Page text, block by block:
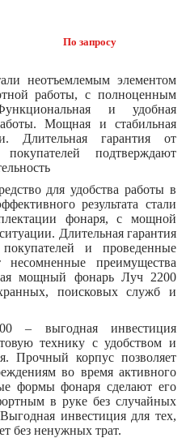
По запросу
неотъемлемым элементом
работы, с полноценным
и удобная
Мощная и стабильная
Длительная гарантия от
подтверждают
для удобства работы в
результата стали
фонаря, с мощной
Длительная гарантия
и проведенные
несомненные преимущества
мощный фонарь Луч 2200
поисковых служб и
– выгодная инвестиция
технику с удобством и
Прочный корпус позволяет
во время активного
формы фонаря сделают его
в руке без случайных
инвестиция для тех,
без ненужных трат.